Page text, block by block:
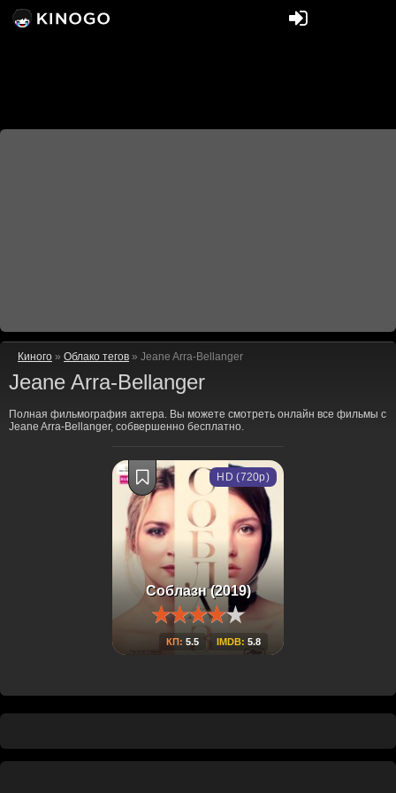
Киного » Облако тегов » Jeane Arra-Bellanger
Jeane Arra-Bellanger
Полная фильмография актера. Вы можете смотреть онлайн все фильмы с
Jeane Arra-Bellanger, собвершенно бесплатно.
Соблазн (2019)
КП: 5.5 IMDB: 5.8
HD (720p)